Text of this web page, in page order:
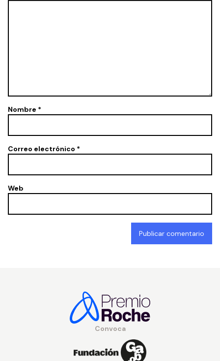
Nombre *
Correo electrónico *
Web
Convoca